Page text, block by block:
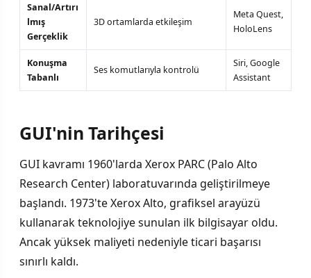
Sanal/Artırı
lmış
Gerçeklik
3D ortamlarda etkileşim
Meta Quest,
HoloLens
Konuşma
Tabanlı
Ses komutlarıyla kontrolü
Siri, Google
Assistant
GUI'nin Tarihçesi
GUI kavramı 1960'larda Xerox PARC (Palo Alto
Research Center) laboratuvarında geliştirilmeye
başlandı. 1973'te Xerox Alto, grafiksel arayüzü
kullanarak teknolojiye sunulan ilk bilgisayar oldu.
Ancak yüksek maliyeti nedeniyle ticari başarısı
sınırlı kaldı.